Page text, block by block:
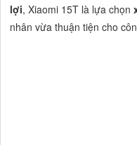
lợi, Xiaomi 15T là lựa chọn
nhân vừa thuận tiện cho